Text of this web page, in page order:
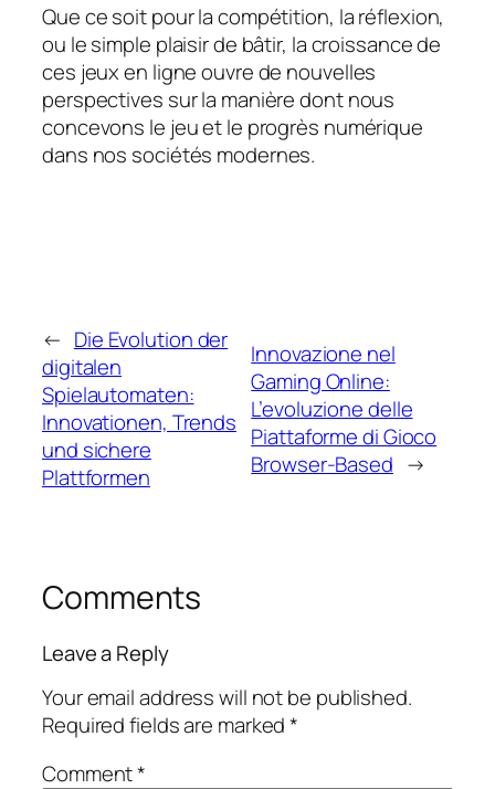
Que ce soit pour la compétition, la réflexion,
ou le simple plaisir de bâtir, la croissance de
ces jeux en ligne ouvre de nouvelles
perspectives sur la manière dont nous
concevons le jeu et le progrès numérique
dans nos sociétés modernes.
← Die Evolution der
digitalen
Spielautomaten:
Innovationen, Trends
und sichere
Plattformen
Innovazione nel
Gaming Online:
L’evoluzione delle
Piattaforme di Gioco
Browser-Based →
Comments
Leave a Reply
Your email address will not be published.
Required fields are marked*
Comment*